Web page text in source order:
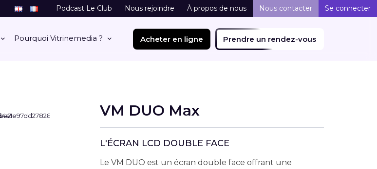
Pourquoi Vitrinemedia ? Acheter en ligne Prendre un rendez-vous
Podcast Le Club Nous rejoindre À propos de nous Nous contacter Se connecter
VM DUO Max
L'ÉCRAN LCD DOUBLE FACE
Le VM DUO est un écran double face offrant une